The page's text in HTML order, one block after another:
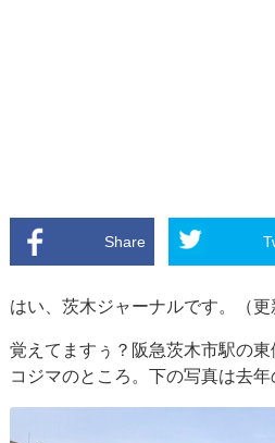
Share
はい、茨木ジャーナルです。（
覚えてますぅ？阪急茨木市駅の
コジマのところ。下の写真は去年